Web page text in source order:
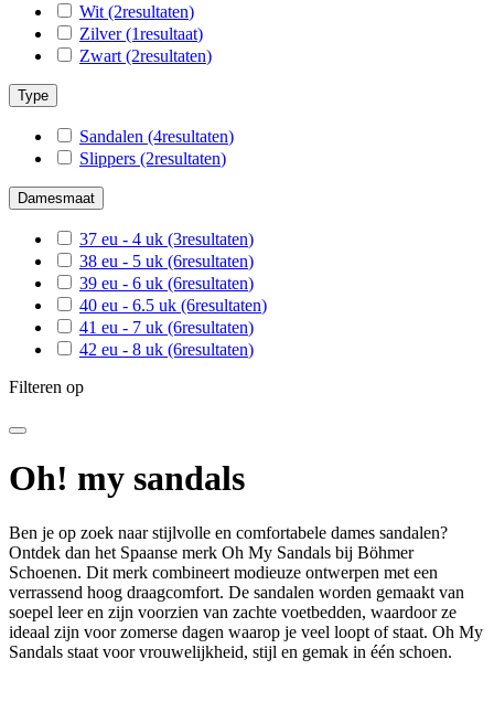
Wit (2resultaten)
Zilver(1resultaat)
Zwart (2resultaten)
Type
Sandalen (4resultaten)
Slippers (2resultaten)
Damesmaat
37 eu - 4 uk (3resultaten)
38 eu - 5 uk (6resultaten)
39 eu - 6 uk (6resultaten)
40 eu - 6.5 uk (6resultaten)
41 eu - 7 uk (6resultaten)
42 eu - 8 uk (6resultaten)
Filteren op
Oh! my sandals
Ben je op zoek naar stijlvolle en comfortabele dames sandalen?
Ontdek dan het Spaanse merk Oh My Sandals bij Böhmer
Schoenen. Dit merk combineert modieuze ontwerpen met een
verrassend hoog draagcomfort. De sandalen worden gemaakt van
soepel leer en zijn voorzien van zachte voetbedden, waardoor ze
ideaal zijn voor zomerse dagen waarop je veel loopt of staat. Oh My
Sandals staat voor vrouwelijkheid, stijl en gemak in één schoen.